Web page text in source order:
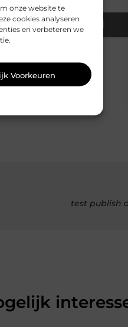
onze website te
cookies analyseren
en verbeteren we
Voorkeuren
Email
test publish